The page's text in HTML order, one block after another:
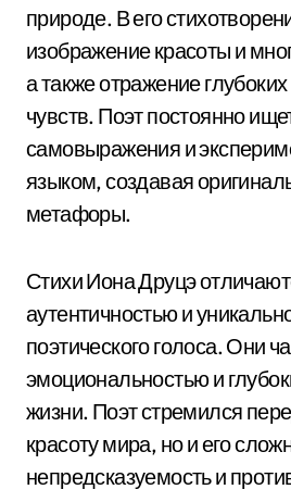
природе. В его
изображение красоты и
а также отражение
чувств. Поэт постоянно
самовыражения и
языком, создавая
метафоры.
Стихи Иона Друцэ
аутентичностью и
поэтического голоса. Они
эмоциональностью и
жизни. Поэт стремился
красоту мира, но и его
непредсказуемость и